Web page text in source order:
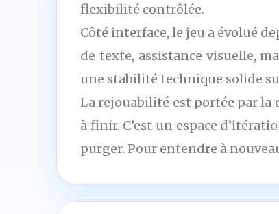
flexibilité contrôlée.
Côté interface, le jeu a évolué
de texte, assistance visuelle,
une stabilité technique solide
La rejouabilité est portée par la
à finir. C’est un espace
purger. Pour entendre à